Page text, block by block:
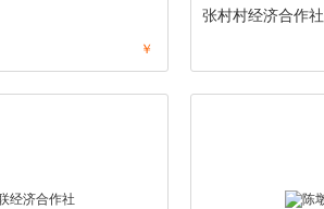
￥
张村村经济合作社